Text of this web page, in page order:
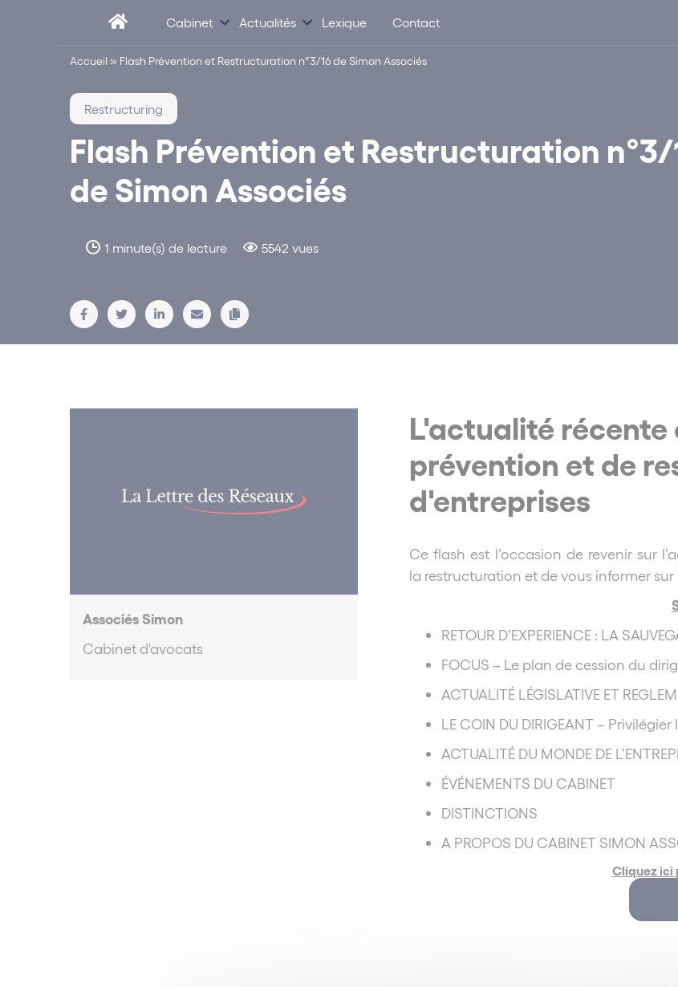
Cabinet Actualités Lexique Contact
Accueil » Flash Prévention et Restructuration n°3/16 de Simon Associés
Flash Prévention et Restructuration n°3/
de Simon Associés
1 minute(s) de lecture 5542 vues
Restructuring
Associés Simon
Cabinet d'avocats
L'actualité récente
prévention et de
d'entreprises
Ce flash est l’occasion de revenir sur
la restructuration et de vous informer sur
RETOUR D’EXPERIENCE : LA
FOCUS – Le plan de cession du
ACTUALITÉ LÉGISLATIVE ET
LE COIN DU DIRIGEANT –
ACTUALITÉ DU MONDE DE
ÉVÉNEMENTS DU CABINET
DISTINCTIONS
A PROPOS DU CABINET SIMON
Cliquez ici